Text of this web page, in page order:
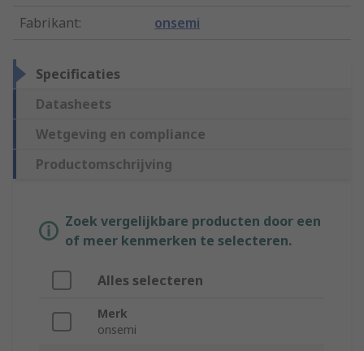
Fabrikant: onsemi
Specificaties
Datasheets
Wetgeving en compliance
Productomschrijving
Zoek vergelijkbare producten door een
of meer kenmerken te selecteren.
Alles selecteren
Merk
onsemi